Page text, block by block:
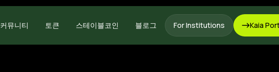
커뮤니티 토큰 스테이블코인 블로그 For Institutions Kaia